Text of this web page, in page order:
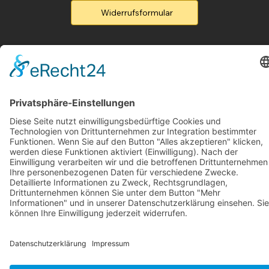
Widerrufsformular
Menu
Home
Flyer
Kontakt
Legal
Rufen Sie un an
B2B-Partner
Legal
Impressum
Accessibility Statement